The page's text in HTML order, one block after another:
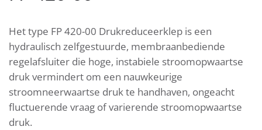
Het type FP 420-00 Drukreduceerklep is een
hydraulisch zelfgestuurde, membraanbediende
regelafsluiter die hoge, instabiele stroomopwaartse
druk vermindert om een nauwkeurige
stroomneerwaartse druk te handhaven, ongeacht
fluctuerende vraag of varierende stroomopwaartse
druk.